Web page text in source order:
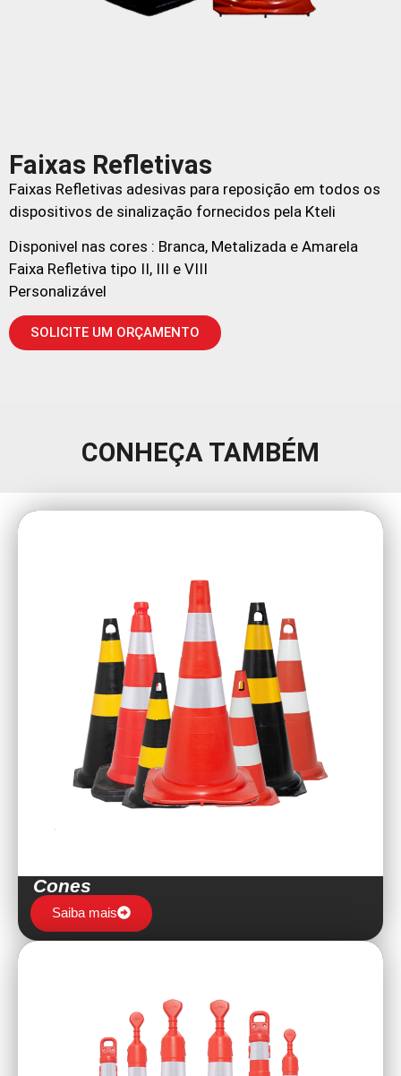
Faixas Refletivas
Faixas Refletivas adesivas para reposição em todos os
dispositivos de sinalização fornecidos pela Kteli
Disponivel nas cores : Branca, Metalizada e Amarela
Faixa Refletiva tipo II, III e VIII
Personalizável
SOLICITE UM ORÇAMENTO
CONHEÇA TAMBÉM
Cones
Saiba mais